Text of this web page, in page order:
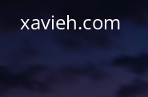
xavieh.com